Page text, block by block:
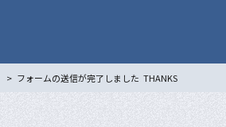
> フォームの送信が完了しました THANKS